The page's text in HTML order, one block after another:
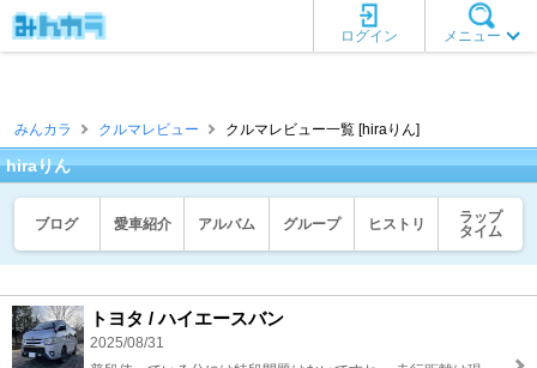
メニュー
ログイン
みんカラ クルマレビュー クルマレビュー一覧 [hiraりん]
hiraりん
ブログ 愛車紹介 アルバム グループ ヒストリ
ラップ
タイム
トヨタ / ハイエースバン
2025/08/31